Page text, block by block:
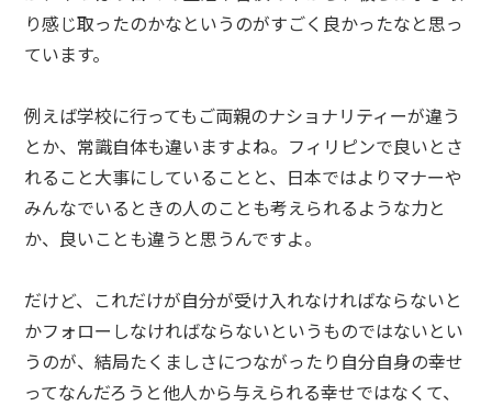
り感じ取ったのかなというのがすごく良かったなと思っ
ています。
例えば学校に行ってもご両親のナショナリティーが違う
とか、常識自体も違いますよね。フィリピンで良いとさ
れること大事にしていることと、日本ではよりマナーや
みんなでいるときの人のことも考えられるような力と
か、良いことも違うと思うんですよ。
だけど、これだけが自分が受け入れなければならないと
かフォローしなければならないというものではないとい
うのが、結局たくましさにつながったり自分自身の幸せ
ってなんだろうと他人から与えられる幸せではなくて、